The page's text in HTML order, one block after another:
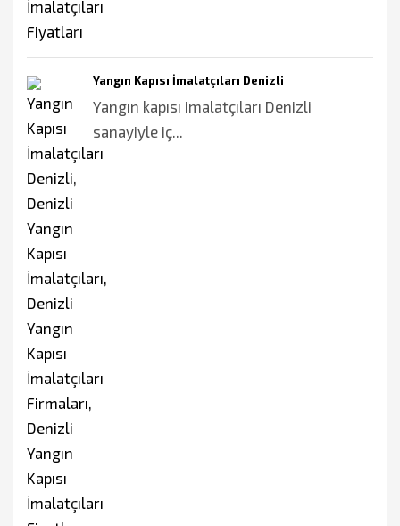
Yangın Kapısı İmalatçıları Denizli
Yangın kapısı imalatçıları Denizli
sanayiyle iç...